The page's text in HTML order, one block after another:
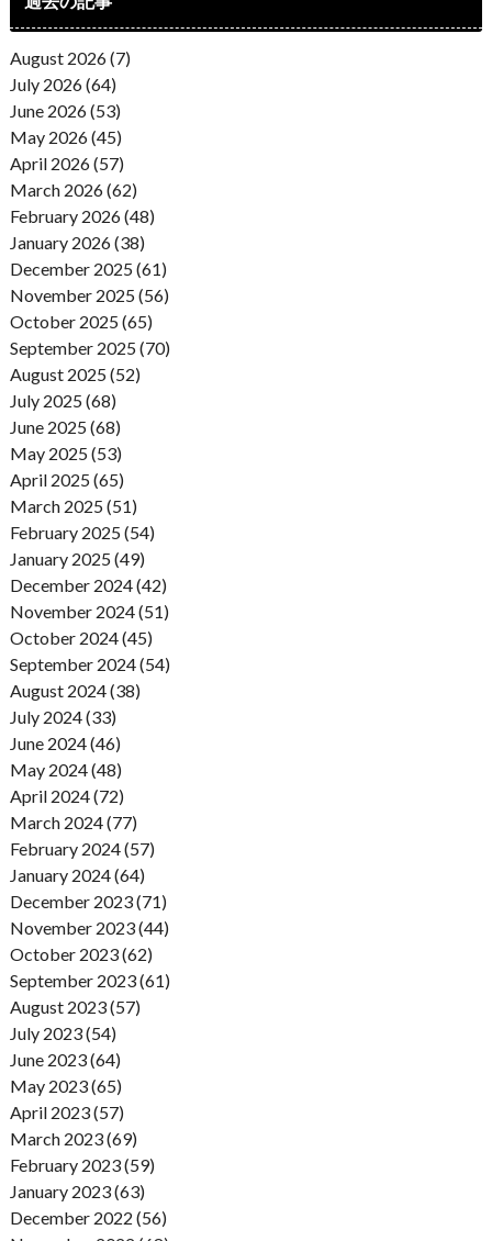
August 2026 (7)
July 2026 (64)
June 2026 (53)
May 2026 (45)
April 2026 (57)
March 2026 (62)
February 2026 (48)
January 2026 (38)
December 2025 (61)
November 2025 (56)
October 2025 (65)
September 2025 (70)
August 2025 (52)
July 2025 (68)
June 2025 (68)
May 2025 (53)
April 2025 (65)
March 2025 (51)
February 2025 (54)
January 2025 (49)
December 2024 (42)
November 2024 (51)
October 2024 (45)
September 2024 (54)
August 2024 (38)
July 2024 (33)
June 2024 (46)
May 2024 (48)
April 2024 (72)
March 2024 (77)
February 2024 (57)
January 2024 (64)
December 2023 (71)
November 2023 (44)
October 2023 (62)
September 2023 (61)
August 2023 (57)
July 2023 (54)
June 2023 (64)
May 2023 (65)
April 2023 (57)
March 2023 (69)
February 2023 (59)
January 2023 (63)
December 2022 (56)